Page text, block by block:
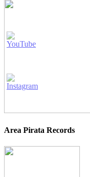
Area Pirata Records